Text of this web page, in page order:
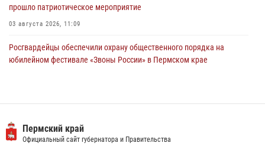
прошло патриотическое мероприятие
03 августа 2026, 11:09
Росгвардейцы обеспечили охрану общественного порядка на
юбилейном фестивале «Звоны России» в Пермском крае
ветеринарно-санитарной службы с годовщиной образования
13 июля 2026, 10:43
Пермский край
Официальный сайт губернатора и Правительства